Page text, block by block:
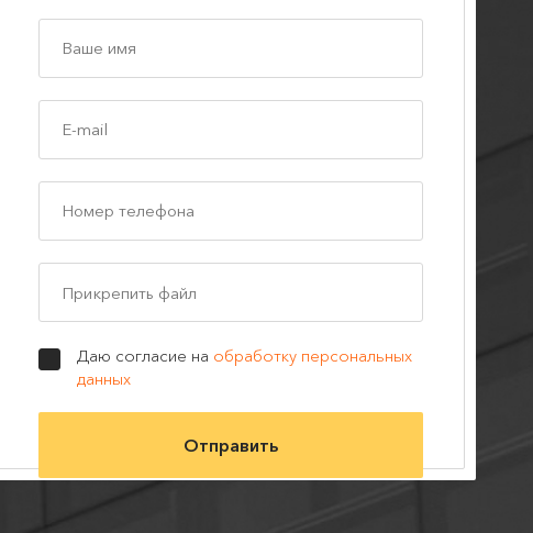
Прикрепить файл
Даю согласие на обработку персональных
данных